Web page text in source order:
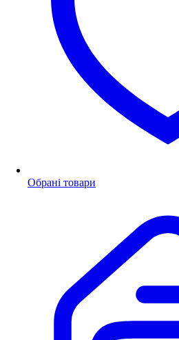
Обрані товари